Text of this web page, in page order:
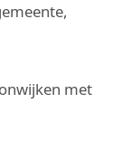
met